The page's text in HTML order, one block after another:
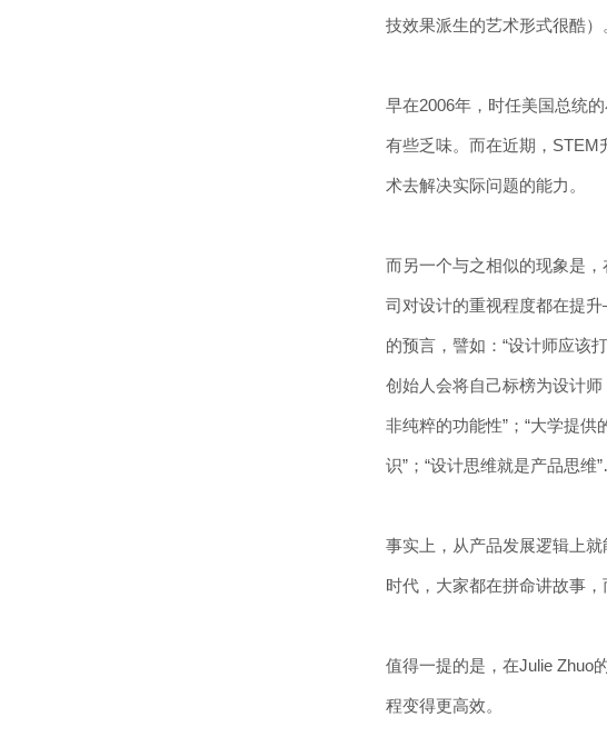
技效果派生的艺术形式很酷
早在2006年，时任美国总统
有些乏味。而在近期，
术去解决实际问题的能力。
而另一个与之相似的现象是
司对设计的重视程度都在提
的预言，譬如：“设计师应该
创始人会将自己标榜为设计
非纯粹的功能性”；“大学提
识”；“设计思维就是产品思
事实上，从产品发展逻辑上
时代，大家都在拼命讲故事，
值得一提的是，在Julie Zhuo
程变得更高效。